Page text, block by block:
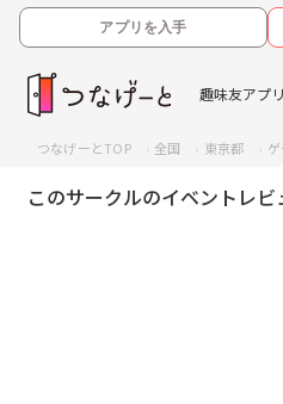
アプリを入手
趣味友アプリ
つなげーとTOP 全国 東京都
このサークルのイベントレビ